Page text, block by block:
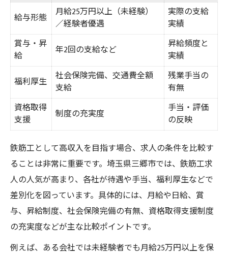
給与形態
月給25万円以上（未経験）
／経験者優遇
実際の支給
実績
賞与・昇
給
年2回の支給など
昇給頻度と
実績
福利厚生
社会保険完備、交通費全額
支給
残業手当の
有無
資格取得
支援
制度の充実度
手当・評価
の反映
鉄筋工として高収入を目指す場合、求人の条件を比較す
ることは非常に重要です。埼玉県三郷市では、鉄筋工求
人の人気が高まり、各社が待遇や手当、福利厚生などで
差別化を図っています。具体的には、月給や日給、賞
与、昇給制度、社会保険完備の有無、資格取得支援制度
の充実度などが主な比較ポイントです。
例えば、ある会社では未経験者でも月給25万円以上を保